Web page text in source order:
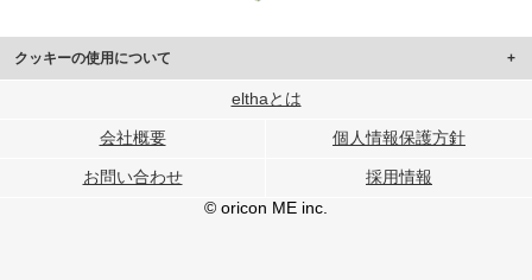
クッキーの使用について
このサイトでは Cookie を使用して、ユーザーに合わせたコンテンツや広告の
行っています。
メディアや広告配信、データ解析の各パートナーに提供しています。
各パートナーは、この情報とユーザーが各パートナーに提供した他の情報や、
ユーザーが各パートナーのサービスを使用したときに収集した他の情報を組み
elthaとは
会社概要 個人情報保護方針
お問い合わせ
採用情報
© oricon ME inc.